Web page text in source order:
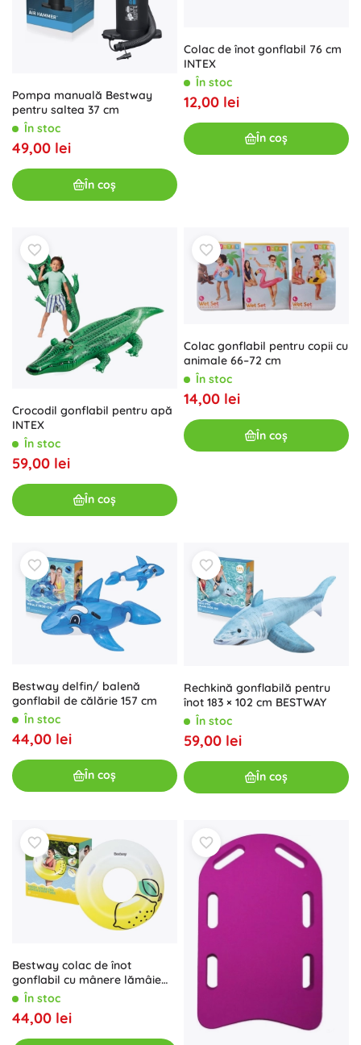
Pompa manuală Bestway
pentru saltea 37 cm
În stoc
49,00 lei
În coș
Colac de înot gonflabil 76 cm
INTEX
În stoc
12,00 lei
În coș
Crocodil gonflabil pentru apă
INTEX
În stoc
59,00 lei
În coș
Colac gonflabil pentru copii cu
animale 66–72 cm
În stoc
14,00 lei
În coș
Bestway delfin/ balenă
gonflabil de călărie 157 cm
În stoc
44,00 lei
În coș
Rechkină gonflabilă pentru
înot 183 × 102 cm BESTWAY
În stoc
59,00 lei
În coș
Bestway colac de înot
gonflabil cu mânere lămâie
114 cm
În stoc
44,00 lei